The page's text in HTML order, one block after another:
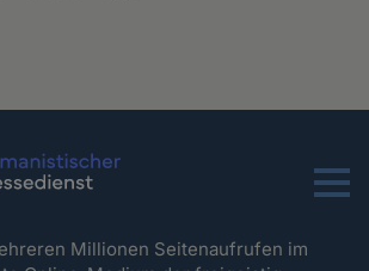
Menu
Millionen Seitenaufrufen im